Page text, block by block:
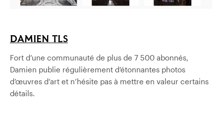
DAMIEN TLS
Fort d’une communauté de plus de 7 500 abonnés,
Damien publie régulièrement d’étonnantes photos
d’œuvres d’art et n’hésite pas à mettre en valeur certains
détails.